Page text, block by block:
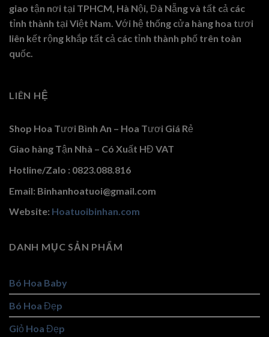
giao tận nơi tại TPHCM, Hà Nội, Đà Nẵng và tất cả các
tỉnh thành tại Việt Nam. Với hệ thống cửa hàng hoa tươi
liên kết rộng khắp tất cả các tỉnh thành phố trên toàn
quốc.
LIÊN HỆ
Shop Hoa Tươi Bình An – Hoa Tươi Giá Rẻ
Giao hàng Tận Nhà – Có Xuất HĐ VAT
Hotline/Zalo : 0823.088.816
Email: Binhanhoatuoi@gmail.com
Website: Hoatuoibinhan.com
DANH MỤC SẢN PHẨM
Bó Hoa Baby
Bó Hoa Đẹp
Giỏ Hoa Đẹp